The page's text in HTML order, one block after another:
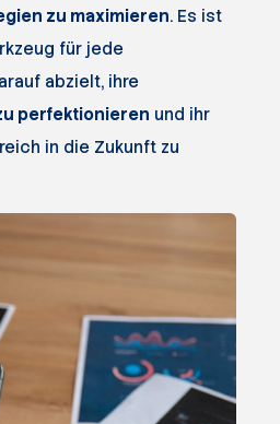
zu maximieren. Es ist
für jede
abzielt, ihre
perfektionieren und ihr
in die Zukunft zu